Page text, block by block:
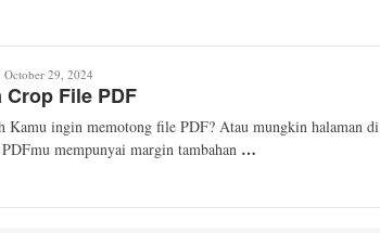
Mita
October 29, 2024
Crop File PDF
Kamu ingin memotong file PDF? Atau mungkin halaman di
mempunyai margin tambahan …